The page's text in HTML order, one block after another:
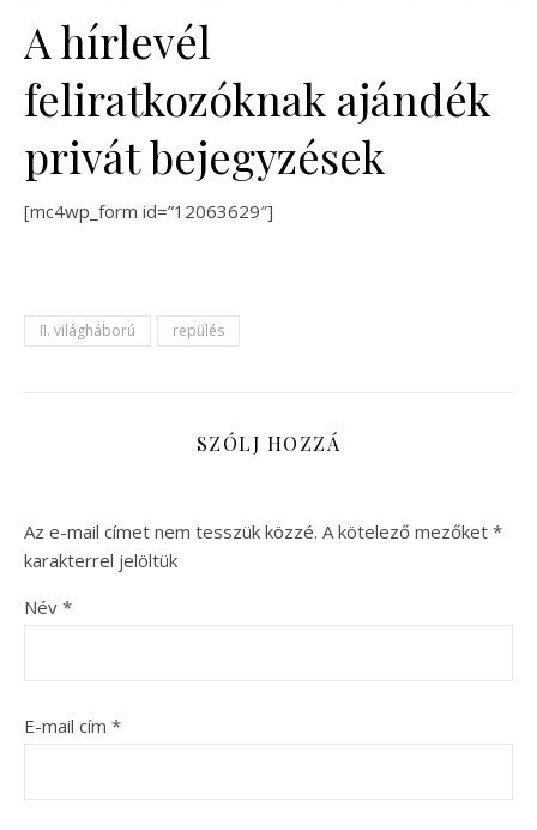
A hírlevél
feliratkozóknak ajándék
privát bejegyzések
[mc4wp_form id=”12063629″]
II. világháború repülés
SZÓLJ HOZZÁ
Az e-mail címet nem tesszük közzé. A kötelező mezőket *
karakterrel jelöltük
Név *
E-mail cím *